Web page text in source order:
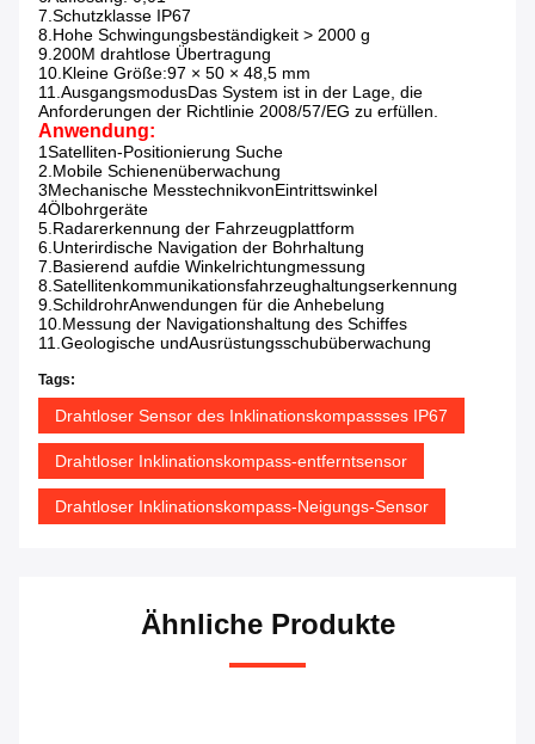
7.Schutzklasse IP67
8.Hohe Schwingungsbeständigkeit > 2000 g
9.200M drahtlose Übertragung
10.Kleine Größe:97 × 50 × 48,5 mm
11.AusgangsmodusDas System ist in der Lage, die
Anforderungen der Richtlinie 2008/57/EG zu erfüllen.
Anwendung:
1Satelliten-Positionierung Suche
2.Mobile Schienenüberwachung
3Mechanische MesstechnikvonEintrittswinkel
4Ölbohrgeräte
5.Radarerkennung der Fahrzeugplattform
6.Unterirdische Navigation der Bohrhaltung
7.Basierend aufdie Winkelrichtungmessung
8.Satellitenkommunikationsfahrzeughaltungserkennung
9.SchildrohrAnwendungen für die Anhebelung
10.Messung der Navigationshaltung des Schiffes
11.Geologische undAusrüstungsschubüberwachung
Tags:
Drahtloser Sensor des Inklinationskompassses IP67
Drahtloser Inklinationskompass-entferntsensor
Drahtloser Inklinationskompass-Neigungs-Sensor
Ähnliche Produkte